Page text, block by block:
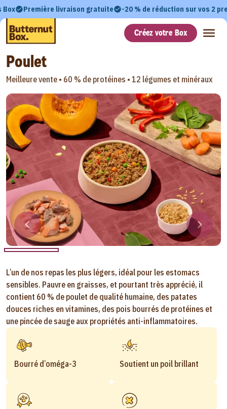
Box Première livraison gratuite -20 % de réduction sur vos 2
Créez votre Box
Poulet
Meilleure vente • 60 % de protéines • 12 légumes et minéraux
L’un de nos repas les plus légers, idéal pour les estomacs
sensibles. Pauvre en graisses, et pourtant très apprécié, il
contient 60 % de poulet de qualité humaine, des patates
douces riches en vitamines, des pois bourrés de protéines et
une pincée de sauge aux propriétés anti-inflammatoires.
Bourré d’oméga-3 Soutient un poil brillant